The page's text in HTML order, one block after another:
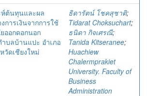
ห์ต้นทุนและผล
การเงินจากการใช้
ออกดอกนอก
บลบ้านแปะ อำเภอ
วัดเชียงใหม่
ธิดารัตน์ โชคสุชาติ;
Tidarat Choksuchart;
ธนิดา กิจเศรณี;
Tanida Kitseranee;
Huachiew
Chalermprakiet
University. Faculty of
Business
Administration